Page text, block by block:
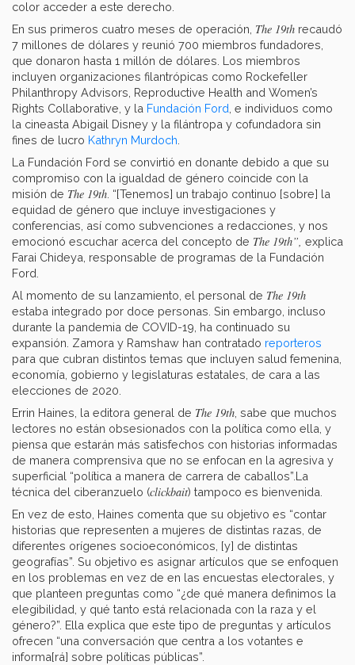
color acceder a este derecho.
En sus primeros cuatro meses de operación, The 19th recaudó
7 millones de dólares y reunió 700 miembros fundadores,
que donaron hasta 1 millón de dólares. Los miembros
incluyen organizaciones filantrópicas como Rockefeller
Philanthropy Advisors, Reproductive Health and Women’s
Rights Collaborative, y la Fundación Ford, e individuos como
la cineasta Abigail Disney y la filántropa y cofundadora sin
fines de lucro Kathryn Murdoch.
La Fundación Ford se convirtió en donante debido a que su
compromiso con la igualdad de género coincide con la
misión de The 19th. “[Tenemos] un trabajo continuo [sobre] la
equidad de género que incluye investigaciones y
conferencias, así como subvenciones a redacciones, y nos
emocionó escuchar acerca del concepto de The 19th”, explica
Farai Chideya, responsable de programas de la Fundación
Ford.
Al momento de su lanzamiento, el personal de The 19th
estaba integrado por doce personas. Sin embargo, incluso
durante la pandemia de COVID-19, ha continuado su
expansión. Zamora y Ramshaw han contratado reporteros
para que cubran distintos temas que incluyen salud femenina,
economía, gobierno y legislaturas estatales, de cara a las
elecciones de 2020.
Errin Haines, la editora general de The 19th, sabe que muchos
lectores no están obsesionados con la política como ella, y
piensa que estarán más satisfechos con historias informadas
de manera comprensiva que no se enfocan en la agresiva y
superficial “política a manera de carrera de caballos”.La
técnica del ciberanzuelo (clickbait) tampoco es bienvenida.
En vez de esto, Haines comenta que su objetivo es “contar
historias que representen a mujeres de distintas razas, de
diferentes orígenes socioeconómicos, [y] de distintas
geografías”. Su objetivo es asignar artículos que se enfoquen
en los problemas en vez de en las encuestas electorales, y
que planteen preguntas como “¿de qué manera definimos la
elegibilidad, y qué tanto está relacionada con la raza y el
género?”. Ella explica que este tipo de preguntas y artículos
ofrecen “una conversación que centra a los votantes e
informa[rá] sobre políticas públicas”.